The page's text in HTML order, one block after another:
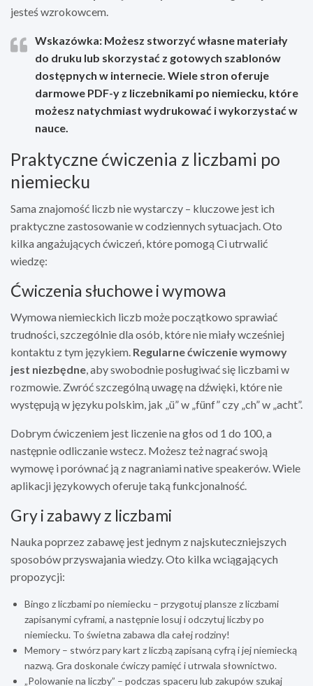
jesteś wzrokowcem.
Wskazówka: Możesz stworzyć własne materiały
do druku lub skorzystać z gotowych szablonów
dostępnych w internecie. Wiele stron oferuje
darmowe PDF-y z liczebnikami po niemiecku, które
możesz natychmiast wydrukować i wykorzystać w
nauce.
Praktyczne ćwiczenia z liczbami po
niemiecku
Sama znajomość liczb nie wystarczy – kluczowe jest ich
praktyczne zastosowanie w codziennych sytuacjach. Oto
kilka angażujących ćwiczeń, które pomogą Ci utrwalić
wiedzę:
Ćwiczenia słuchowe i wymowa
Wymowa niemieckich liczb może początkowo sprawiać
trudności, szczególnie dla osób, które nie miały wcześniej
kontaktu z tym językiem. Regularne ćwiczenie wymowy
jest niezbędne , aby swobodnie posługiwać się liczbami w
rozmowie. Zwróć szczególną uwagę na dźwięki, które nie
występują w języku polskim, jak „ü” w „fünf” czy „ch” w „acht”.
Dobrym ćwiczeniem jest liczenie na głos od 1 do 100, a
następnie odliczanie wstecz. Możesz też nagrać swoją
wymowę i porównać ją z nagraniami native speakerów. Wiele
aplikacji językowych oferuje taką funkcjonalność.
Gry i zabawy z liczbami
Nauka poprzez zabawę jest jednym z najskuteczniejszych
sposobów przyswajania wiedzy. Oto kilka wciągających
propozycji:
Bingo z liczbami po niemiecku – przygotuj plansze z liczbami
zapisanymi cyframi, a następnie losuj i odczytuj liczby po
niemiecku. To świetna zabawa dla całej rodziny!
Memory – stwórz pary kart z liczbą zapisaną cyfrą i jej niemiecką
nazwą. Gra doskonale ćwiczy pamięć i utrwala słownictwo.
„Polowanie na liczby” – podczas spaceru lub zakupów szukaj